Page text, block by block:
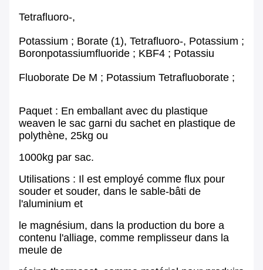
Tetrafluoro-,
Potassium ; Borate (1), Tetrafluoro-, Potassium ;
Boronpotassiumfluoride ; KBF4 ; Potassiu
Fluoborate De M ; Potassium Tetrafluoborate ;
Paquet : En emballant avec du plastique
weaven le sac garni du sachet en plastique de
polythène, 25kg ou
1000kg par sac.
Utilisations : Il est employé comme flux pour
souder et souder, dans le sable-bâti de
l'aluminium et
le magnésium, dans la production du bore a
contenu l'alliage, comme remplisseur dans la
meule de